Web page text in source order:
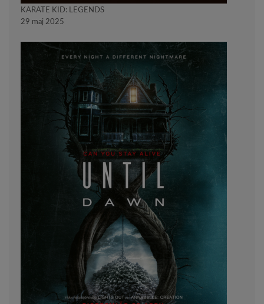
KARATE KID: LEGENDS
29 maj 2025